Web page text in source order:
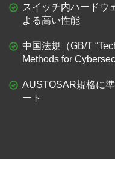
スイッチ内ハードウ
よる高い性能
中国法規（GB/T
Methods for
AUSTOSAR規格に
ート